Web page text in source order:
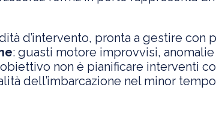
d’intervento, pronta a gestire con
: guasti motore improvvisi,
non è pianificare interventi
dell’imbarcazione nel minor